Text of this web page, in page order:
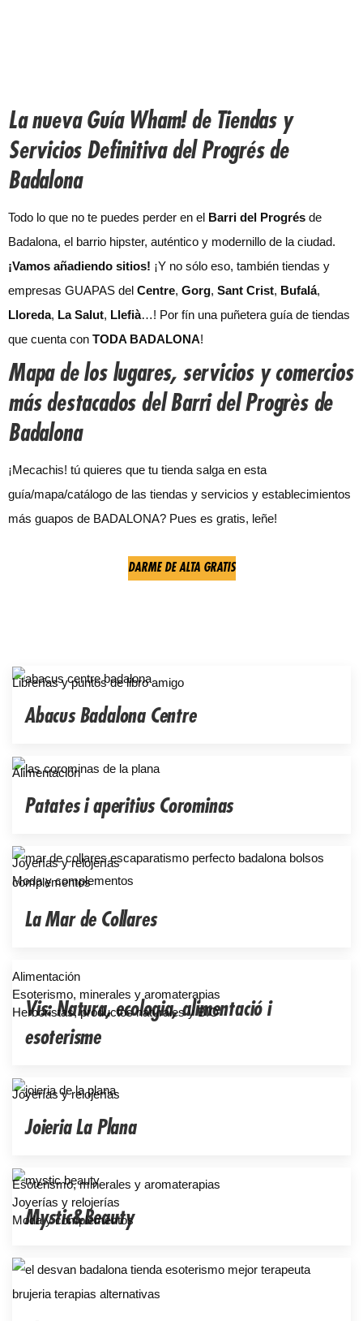
La nueva Guía Wham! de Tiendas y
Servicios Definitiva del Progrés de
Badalona
Todo lo que no te puedes perder en el Barri del Progrés de
Badalona, el barrio hipster, auténtico y modernillo de la ciudad.
¡Vamos añadiendo sitios! ¡Y no sólo eso, también tiendas y
empresas GUAPAS del Centre, Gorg, Sant Crist, Bufalá,
Lloreda, La Salut, Llefià…! Por fín una puñetera guía de tiendas
que cuenta con TODA BADALONA!
Mapa de los lugares, servicios y comercios
más destacados del Barri del Progrès de
Badalona
¡Mecachis! tú quieres que tu tienda salga en esta
guía/mapa/catálogo de las tiendas y servicios y establecimientos
más guapos de BADALONA? Pues es gratis, leñe!
DARME DE ALTA GRATIS
Abacus Badalona Centre
Librerías y puntos de libro amigo
Patates i aperitius Corominas
Alimentación
La Mar de Collares
Joyerías y relojerías
Moda y complementos
Vis: Natura, ecologia, alimentació i
esoterisme
Alimentación
Esoterismo, minerales y aromaterapias
Herboristas, productos naturales y BIO
Joieria La Plana
Joyerías y relojerías
Mystic&Beauty
Esoterismo, minerales y aromaterapias
Joyerías y relojerías
Moda y complementos